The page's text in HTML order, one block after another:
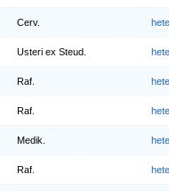
Cerv.
Usteri ex Steud.
Raf.
Raf.
Medik.
Raf.